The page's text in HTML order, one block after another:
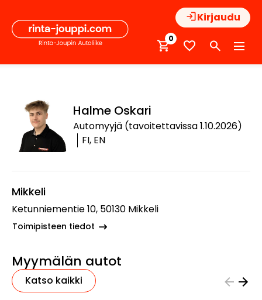
sisältöön
Kirjaudu
0
Halme Oskari
Automyyjä (tavoitettavissa 1.10.2026)
FI, EN
Mikkeli
Ketunniementie 10, 50130 Mikkeli
Toimipisteen tiedot
Myymälän autot
Katso kaikki